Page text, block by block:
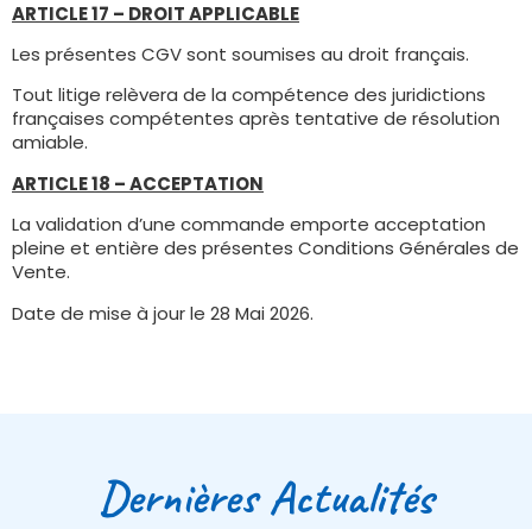
ARTICLE 17 – DROIT APPLICABLE
Les présentes CGV sont soumises au droit français.
Tout litige relèvera de la compétence des juridictions
françaises compétentes après tentative de résolution
amiable.
ARTICLE 18 – ACCEPTATION
La validation d’une commande emporte acceptation
pleine et entière des présentes Conditions Générales de
Vente.
Date de mise à jour le 28 Mai 2026.
Dernières Actualités